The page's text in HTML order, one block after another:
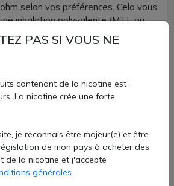
selon vos préférences. Cela vous
inhalation polyvalente (MTL ou
Dotmod vendues chez AZVape par
8,10 €
À MON PANIER
100% sécurisé
PAS SI VOUS NE
contenant de la nicotine est
La nicotine crée une forte
je reconnais être majeur(e) et être
de mon pays à acheter des
de la nicotine et j'accepte
générales